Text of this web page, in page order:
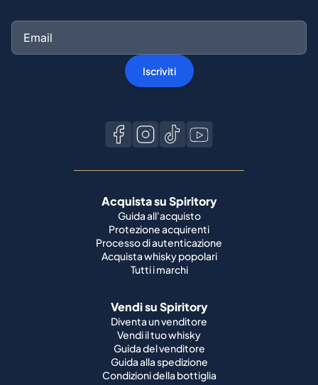
Iscriviti
Acquista su Spiritory
Guida all'acquisto
Protezione acquirenti
Processo di autenticazione
Acquista whisky popolari
Tutti i marchi
Vendi su Spiritory
Diventa un venditore
Vendi il tuo whisky
Guida del venditore
Guida alla spedizione
Condizioni della bottiglia